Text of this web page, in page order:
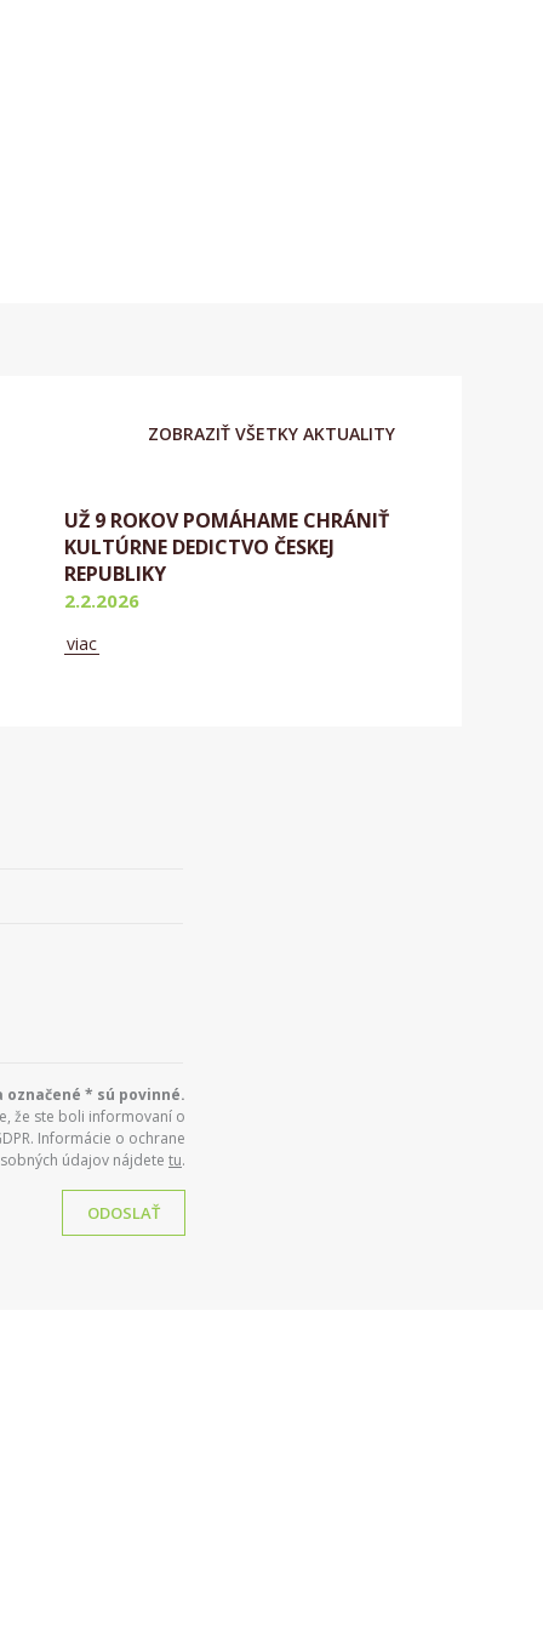
ZOBRAZIŤ VŠETKY AKTUALITY
UŽ 9 ROKOV POMÁHAME CHRÁNIŤ
KULTÚRNE DEDICTVO ČESKEJ
REPUBLIKY
2.2.2026
viac
označené * sú povinné.
že ste boli informovaní o
Informácie o ochrane
údajov nájdete tu.
ODOSLAŤ